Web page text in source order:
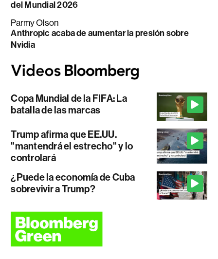
del Mundial 2026
Parmy Olson
Anthropic acaba de aumentar la presión sobre
Nvidia
Copa Mundial de la FIFA: La
batalla de las marcas
Trump afirma que EE.UU.
"mantendrá el estrecho" y lo
controlará
¿Puede la economía de Cuba
sobrevivir a Trump?